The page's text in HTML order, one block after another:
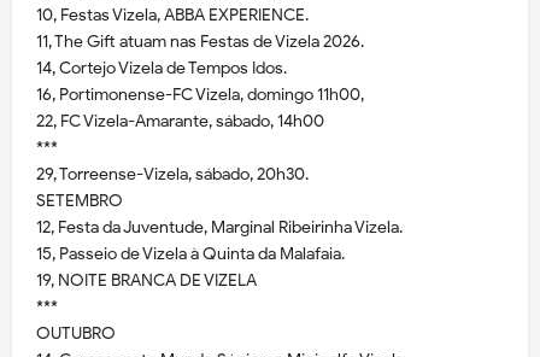
10, Festas Vizela, ABBA EXPERIENCE.
11, The Gift atuam nas Festas de Vizela 2026.
14, Cortejo Vizela de Tempos Idos.
16, Portimonense-FC Vizela, domingo 11h00,
22, FC Vizela-Amarante, sábado, 14h00
***
29, Torreense-Vizela, sábado, 20h30.
SETEMBRO
12, Festa da Juventude, Marginal Ribeirinha Vizela.
15, Passeio de Vizela à Quinta da Malafaia.
19, NOITE BRANCA DE VIZELA
***
OUTUBRO